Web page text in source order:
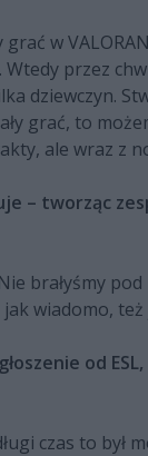
w
przez
dziewczyn.
grać, to
ale wraz z
– tworząc
brałyśmy
wiadomo, też
od
czas to